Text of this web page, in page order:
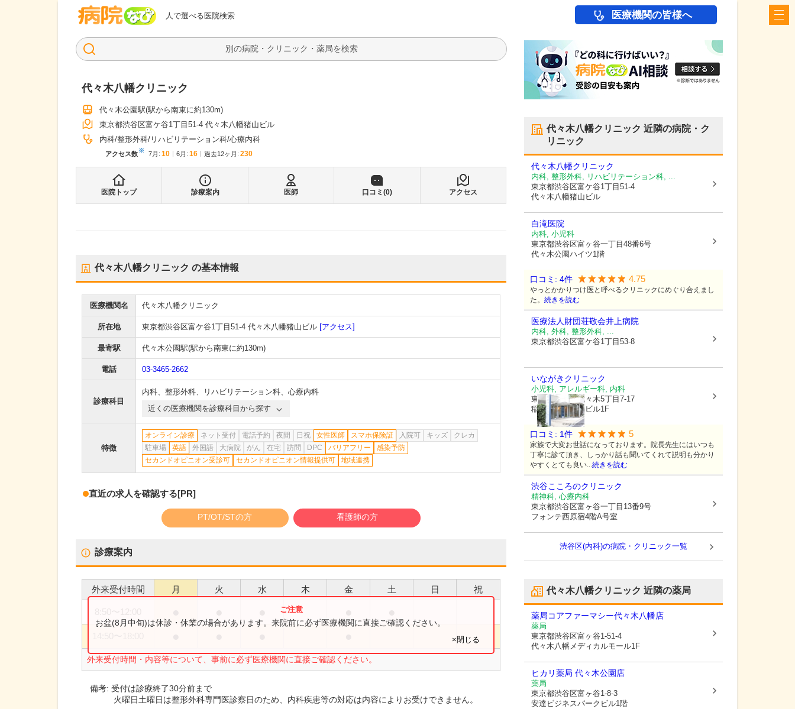
人で選べる医院検索
病院なび 医療機関の皆様へ
検索
代々木八幡クリニック
代々木公園駅(駅から南東に約130m)
東京都渋谷区富ケ谷1丁目51-4 代々木八幡猪山ビル
内科 整形外科 リハビリテーション科 心療内科
アクセス数※ 7月 : 10 6月 : 16 過去12ヶ月: 230
医院トップ 診療案内 医師 口コミ(0) アクセス
代々木八幡クリニック の基本情報
医療機関名 代々木八幡クリニック
所在地 東京都渋谷区富ケ谷1丁目51-4 代々木八幡猪山ビル [アクセス]
最寄駅 代々木公園駅(駅から南東に約130m)
電話 03-3465-2662
診療科目
内科、 整形外科、 リハビリテーション科、 心療内科
近くの医療機関を診療科目から探す
特徴
オンライン診療 ネット受付 電話予約 夜間 日祝 女性医師 スマホ保険証 入院可 キッズ
クレカ
駐車場
英語 外国語 大病院 がん 在宅 訪問 DPC バリアフリー
感染予防
セカンドオピニオン受診可
セカンドオピニオン情報提供可 地域連携
直近の求人を確認する[PR]
PT/OT/STの方 看護師の方
診療案内
外来受付時間 月 火 水 木 金 土 日 祝
外来受付時間・内容等について、事前に必ず医療機関に直接ご確認ください。
お盆(8月中旬)は休診・休業の場合があります。来院前に必ず医療機関に直接ご確認ください。
×閉じる
備考:受付は診療終了30分前まで
火曜日土曜日は整形外科専門医診察日のため、内科疾患等の対応は内容によりお受けできません。
代々木八幡クリニック 近隣の病院・ク
リニック
代々木八幡クリニック
内科, 整形外科, リハビリテーション科, ...
東京都渋谷区富ケ谷1丁目51-4
代々木八幡猪山ビル
白滝医院
内科, 小児科
東京都渋谷区富ヶ谷一丁目48番6号
代々木公園ハイツ1階
口コミ: 4件 4.75
やっとかかりつけ医と呼べるクリニックにめぐり合えまし
た。 続きを読む
医療法人財団荘敬会井上病院
内科, 外科, 整形外科, ...
東京都渋谷区富ケ谷1丁目53-8
いながきクリニック
小児科, アレルギー科, 内科
東京都渋谷区代々木5丁目7-17
稲垣クリニックビル1F
口コミ: 1件 5
家族で大変お世話になっております。院長先生にはいつも
丁寧に診て頂き、しっかり話も聞いてくれて説明も分かり
やすくとても良い...続きを読む
渋谷こころのクリニック
精神科, 心療内科
東京都渋谷区富ヶ谷一丁目13番9号
フォンテ西原宿4階A号室
渋谷区(内科)の病院・クリニック一覧
代々木八幡クリニック 近隣の薬局
薬局コアファーマシー代々木八幡店
薬局
東京都渋谷区富ヶ谷1-51-4
代々木八幡メディカルモール1F
ヒカリ薬局 代々木公園店
薬局
東京都渋谷区富ヶ谷1-8-3
安達ビジネスパークビル1階